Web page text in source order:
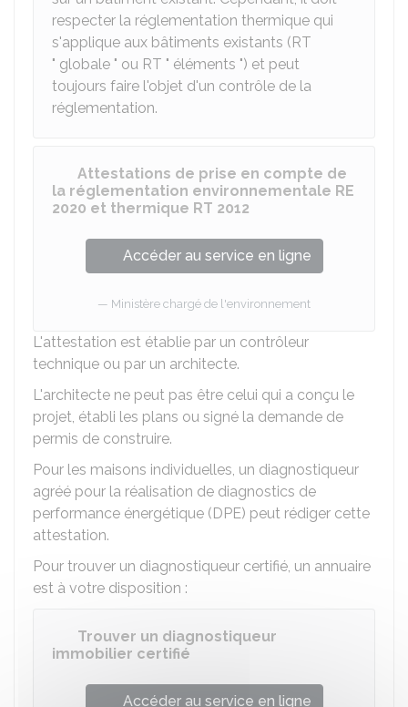
respecter la réglementation thermique qui
s'applique aux bâtiments existants (RT
" globale " ou RT " éléments ") et peut
toujours faire l'objet d'un contrôle de la
réglementation.
Attestations de prise en compte de
la réglementation environnementale RE
2020 et thermique RT 2012
Accéder au service en ligne
Ministère chargé de l'environnement
L'attestation est établie par un contrôleur
technique ou par un architecte.
L'architecte ne peut pas être celui qui a conçu le
projet, établi les plans ou signé la demande de
permis de construire.
Pour les maisons individuelles, un diagnostiqueur
agréé pour la réalisation de diagnostics de
performance énergétique (DPE) peut rédiger cette
attestation.
Pour trouver un diagnostiqueur certifié, un annuaire
est à votre disposition :
Trouver un diagnostiqueur
immobilier certifié
Accéder au service en ligne